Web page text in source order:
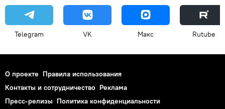
Telegram VK Макс Rutube
О проекте Правила использования
Контакты и сотрудничество Реклама
Пресс-релизы Политика конфиденциальности